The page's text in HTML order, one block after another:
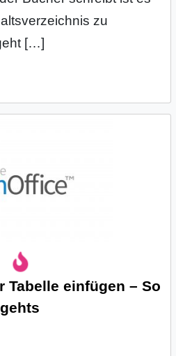
zu
[…]
Tabelle einfügen – So
gehts